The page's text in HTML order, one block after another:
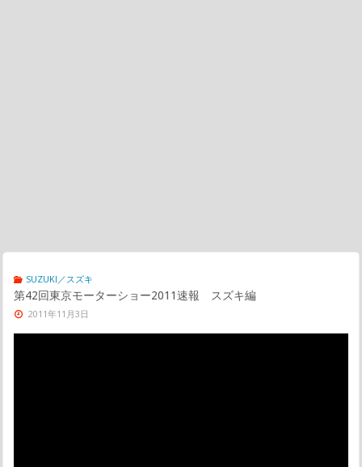
SUZUKI／スズキ
第42回東京モーターショー2011速報 スズキ編
2011年11月3日